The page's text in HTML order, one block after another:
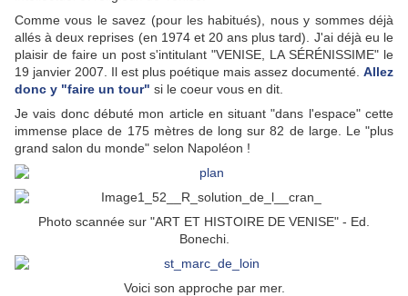
Comme vous le savez (pour les habitués), nous y sommes déjà
allés à deux reprises (en 1974 et 20 ans plus tard). J'ai déjà eu le
plaisir de faire un post s'intitulant "VENISE, LA SÉRÉNISSIME" le
19 janvier 2007. Il est plus poétique mais assez documenté. Allez
donc y "faire un tour" si le coeur vous en dit.
Je vais donc débuté mon article en situant "dans l'espace" cette
immense place de 175 mètres de long sur 82 de large. Le "plus
grand salon du monde" selon Napoléon !
Photo scannée sur "ART ET HISTOIRE DE VENISE" - Ed.
Bonechi.
Voici son approche par mer.